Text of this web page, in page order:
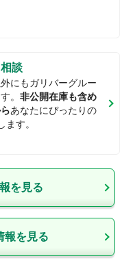
談
にもガリバーグルー
。 非公開在庫も含め
あなたにぴったりの
ます。
を見る
報を見る